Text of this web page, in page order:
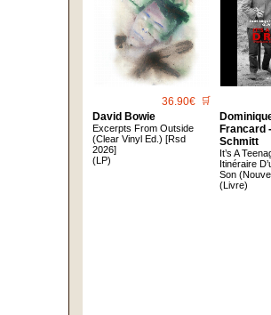
36.90€ 🛒
David Bowie
Excerpts From Outside
(Clear Vinyl Ed.) [Rsd
2026]
(LP)
Francard
Schmitt
It’s A
Itinéraire
Son
(Livre)